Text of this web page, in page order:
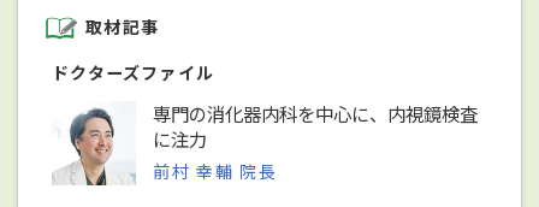
取材記事
ドクターズファイル
専門の消化器内科を中心に、内視鏡検査
に注力
前村 幸輔 院長